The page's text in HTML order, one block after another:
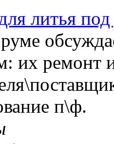
литья
их ремонт
п\ф.